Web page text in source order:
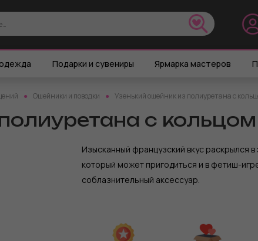
Подарки и сувениры Ярмарка мастеров
Ошейники и поводки Узенький ошейник из полиуретана с
с кольцом
Изысканный французский вкус раскрылся
который может пригодиться и в фетиш-
соблазнительный аксессуар.